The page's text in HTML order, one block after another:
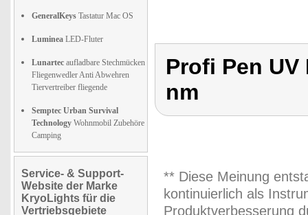
GeneralKeys Tastatur Mac OS
Luminea LED-Fluter
Lunartec aufladbare Stechmücken
Fliegenwedler Anti Abwehren
Tiervertreiber fliegende
Semptec Urban Survival
Technology Wohnmobil Zubehöre
Camping
Service- & Support-
Website der Marke
KryoLights für die
Vertriebsgebiete
Profi Pen
nm
** Diese Meinung
kontinuierlich als
Produktverbesserung